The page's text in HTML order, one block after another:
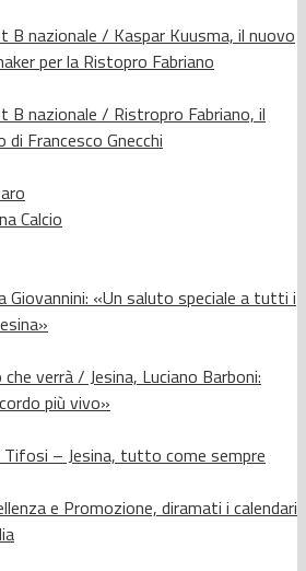
B nazionale / Kaspar Kuusma, il nuovo
per la Ristopro Fabriano
B nazionale / Ristropro Fabriano, il
di Francesco Gnecchi
Calcio
Giovannini: «Un saluto speciale a tutti i
verrà / Jesina, Luciano Barboni:
più vivo»
Tifosi – Jesina, tutto come sempre
e Promozione, diramati i calendari